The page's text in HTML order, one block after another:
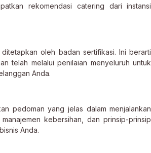
rekomendasi catering dari instansi
oleh badan sertifikasi. Ini berarti
telah melalui penilaian menyeluruh untuk
Anda.
pedoman yang jelas dalam menjalankan
kebersihan, dan prinsip-prinsip
Anda.